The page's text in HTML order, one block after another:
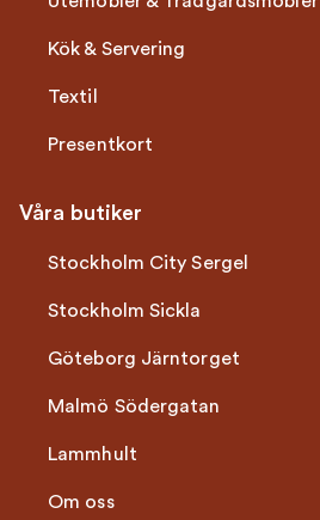
Kök & Servering
Textil
Presentkort
Våra butiker
Stockholm City Sergel
Stockholm Sickla
Göteborg Järntorget
Malmö Södergatan
Lammhult
Om oss